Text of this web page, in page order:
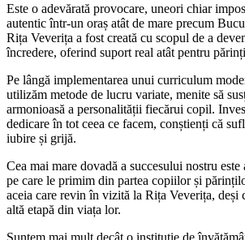
Este o adevărată provocare, uneori chiar
autentic într-un oraș atât de mare precum
Rița Veverița a fost creată cu scopul de a
încredere, oferind suport real atât pentru
Pe lângă implementarea unui curriculum
utilizăm metode de lucru variate, menite să
armonioasă a personalității fiecărui copil.
dedicare în tot ceea ce facem, conștienți că
iubire și grijă.
Cea mai mare dovadă a succesului nostru este
pe care le primim din partea copiilor și
aceia care revin în vizită la Rița Veverița, deși
altă etapă din viața lor.
Suntem mai mult decât o instituție de